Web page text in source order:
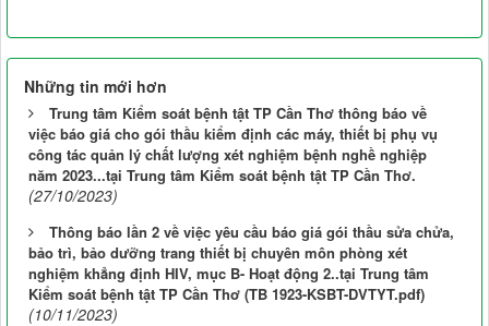
Những tin mới hơn
Trung tâm Kiểm soát bệnh tật TP Cần Thơ thông báo về
việc báo giá cho gói thầu kiểm định các máy, thiết bị phụ vụ
công tác quản lý chất lượng xét nghiệm bệnh nghề nghiệp
năm 2023...tại Trung tâm Kiểm soát bệnh tật TP Cần Thơ.
(27/10/2023)
Thông báo lần 2 về việc yêu cầu báo giá gói thầu sửa chửa,
bảo trì, bảo dưỡng trang thiết bị chuyên môn phòng xét
nghiệm khẳng định HIV, mục B- Hoạt động 2..tại Trung tâm
Kiểm soát bệnh tật TP Cần Thơ (TB 1923-KSBT-DVTYT.pdf)
(10/11/2023)